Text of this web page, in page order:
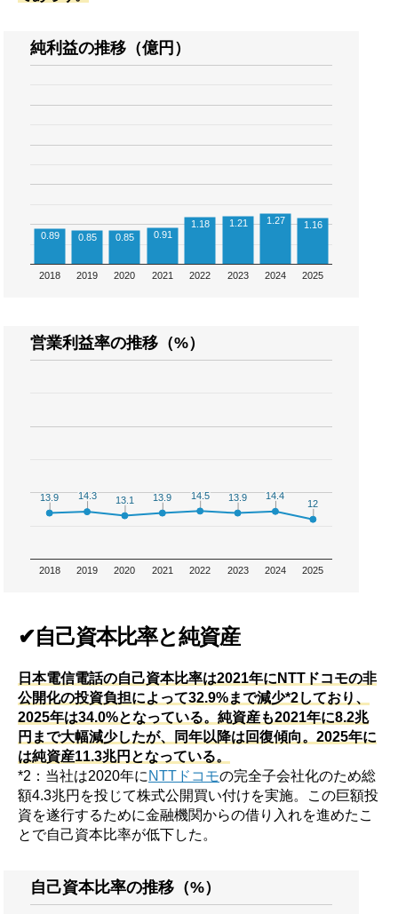
純利益の推移（億円）
2018 2019 2020 2021 2022 2023 2024 2025
0.89 0.85 0.85 0.91
1.18 1.21 1.27 1.16
営業利益率の推移（%）
2018 2019 2020 2021 2022 2023 2024 2025
13.9
13.9 14.3
14.3 13.1
13.1 13.9
13.9 14.5
14.5 13.9
13.9 14.4
14.4
12
12
✔自己資本比率と純資産
日本電信電話の自己資本比率は2021年にNTTドコモの非
公開化の投資負担によって32.9%まで減少*2しており、
2025年は34.0%となっている。純資産も2021年に8.2兆
円まで大幅減少したが、同年以降は回復傾向。2025年に
は純資産11.3兆円となっている。
*2：当社は2020年にNTTドコモの完全子会社化のため総
額4.3兆円を投じて株式公開買い付けを実施。この巨額投
資を遂行するために金融機関からの借り入れを進めたこ
とで自己資本比率が低下した。
自己資本比率の推移（%）